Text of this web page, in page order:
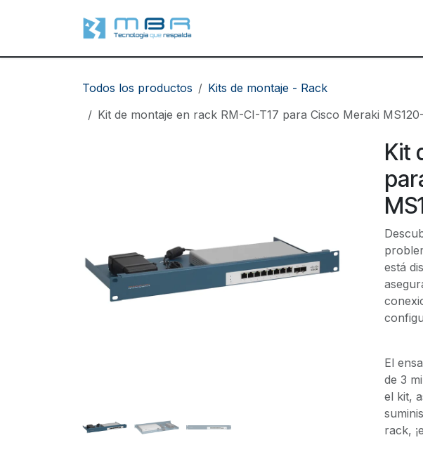
Todos los productos
Kits de montaje - Rack
Kit de montaje en rack RM-CI-T17 para Cisco Meraki
Kit
está
El
de 3
el kit,
rack,